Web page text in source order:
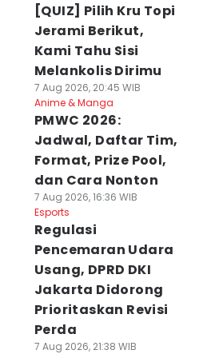
[QUIZ] Pilih Kru Topi
Jerami Berikut,
Kami Tahu Sisi
Melankolis Dirimu
7 Aug 2026, 20:45 WIB
Anime & Manga
PMWC 2026:
Jadwal, Daftar Tim,
Format, Prize Pool,
dan Cara Nonton
7 Aug 2026, 16:36 WIB
Esports
Regulasi
Pencemaran Udara
Usang, DPRD DKI
Jakarta Didorong
Prioritaskan Revisi
Perda
7 Aug 2026, 21:38 WIB